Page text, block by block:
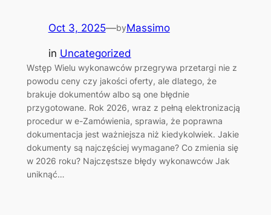
Oct 3, 2025—byMassimo
in Uncategorized
Wstęp Wielu wykonawców przegrywa przetargi nie z
powodu ceny czy jakości oferty, ale dlatego, że
brakuje dokumentów albo są one błędnie
przygotowane. Rok 2026, wraz z pełną elektronizacją
procedur w e-Zamówienia, sprawia, że poprawna
dokumentacja jest ważniejsza niż kiedykolwiek. Jakie
dokumenty są najczęściej wymagane? Co zmienia się
w 2026 roku? Najczęstsze błędy wykonawców Jak
uniknąć…